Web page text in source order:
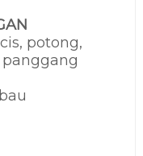
potong,